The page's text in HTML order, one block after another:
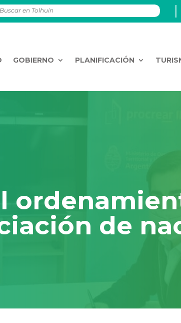
GOBIERNO PLANIFICACIÓN
de